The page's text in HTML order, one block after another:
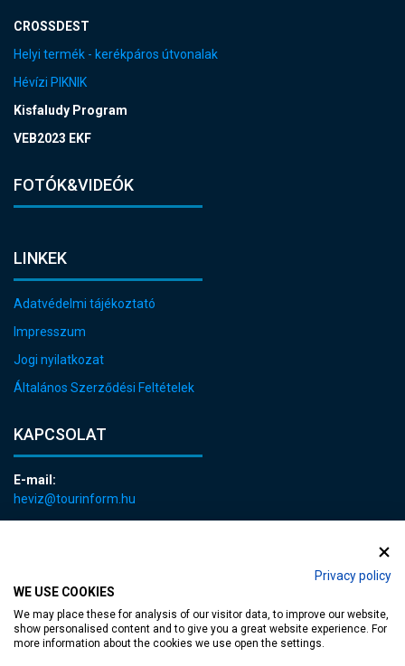
Privacy policy
WE USE COOKIES
We may place these for analysis of our visitor data, to improve our website,
show personalised content and to give you a great website experience. For
more information about the cookies we use open the settings.
CROSSDEST
Helyi termék - kerékpáros útvonalak
Hévízi PIKNIK
Kisfaludy Program
VEB2023 EKF
FOTÓK&VIDEÓK
LINKEK
Adatvédelmi tájékoztató
Impresszum
Jogi nyilatkozat
Általános Szerződési Feltételek
KAPCSOLAT
E-mail:
heviz@tourinform.hu